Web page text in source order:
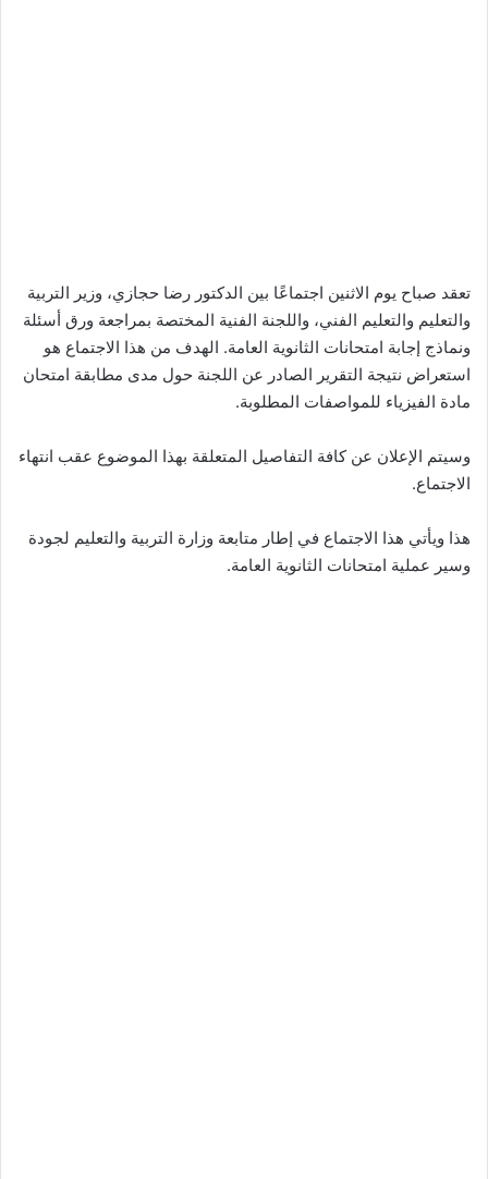
تعقد صباح يوم الاثنين اجتماعًا بين الدكتور رضا حجازي، وزير التربية
والتعليم والتعليم الفني، واللجنة الفنية المختصة بمراجعة ورق أسئلة
ونماذج إجابة امتحانات الثانوية العامة. الهدف من هذا الاجتماع هو
استعراض نتيجة التقرير الصادر عن اللجنة حول مدى مطابقة امتحان
مادة الفيزياء للمواصفات المطلوبة.
وسيتم الإعلان عن كافة التفاصيل المتعلقة بهذا الموضوع عقب انتهاء
الاجتماع.
هذا ويأتي هذا الاجتماع في إطار متابعة وزارة التربية والتعليم لجودة
وسير عملية امتحانات الثانوية العامة.